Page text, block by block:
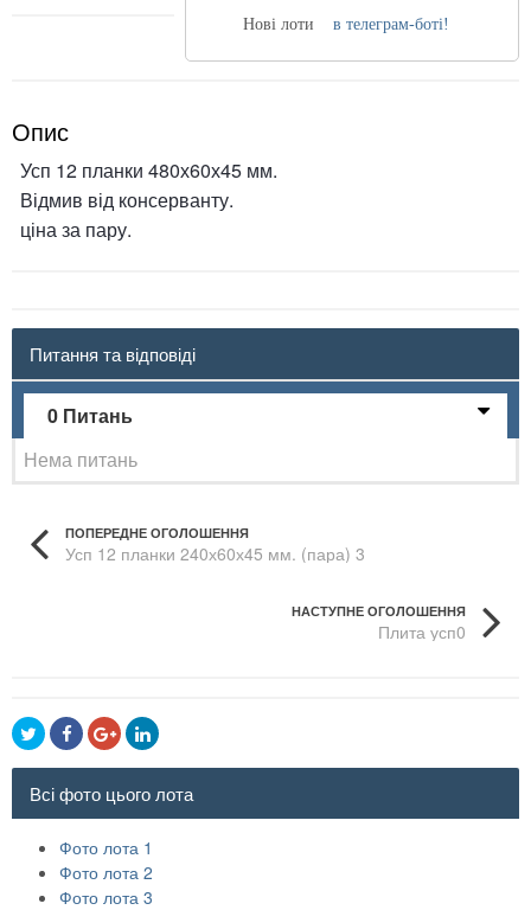
Нові лоти
в телеграм-боті!
Опис
Усп 12 планки 480х60х45 мм.
Відмив від консерванту.
ціна за пару.
Питання та відповіді
0 Питань
Нема питань
ПОПЕРЕДНЕ ОГОЛОШЕННЯ
Усп 12 планки 240х60х45 мм. (пара) 3
НАСТУПНЕ ОГОЛОШЕННЯ
Плита усп0
Всі фото цього лота
Фото лота 1
Фото лота 2
Фото лота 3